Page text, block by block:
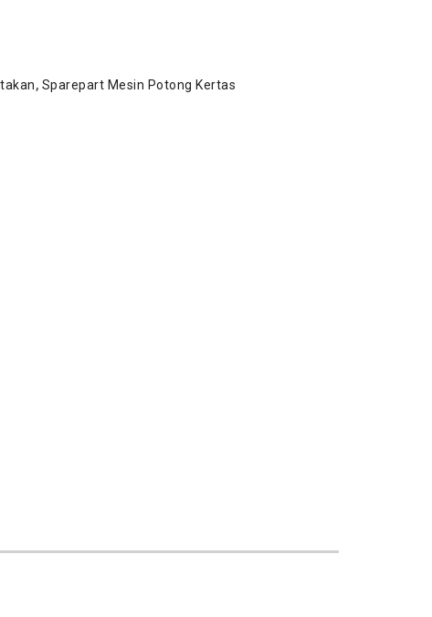
, Sparepart Mesin Potong Kertas